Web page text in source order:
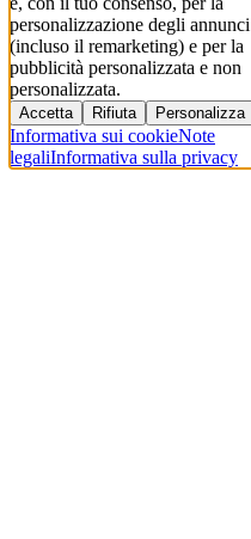
personalizzazione degli annunci
(incluso il remarketing) e per la
pubblicità personalizzata e non
personalizzata.
Accetta Rifiuta Personalizza
Informativa sui cookieNote
legaliInformativa sulla privacy